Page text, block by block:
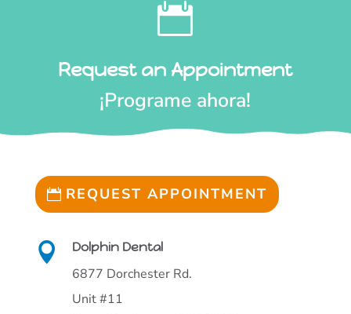

Request an Appointment
¡Programe ahora!
REQUEST APPOINTMENT
 Dolphin Dental
6877 Dorchester Rd.
Unit #11